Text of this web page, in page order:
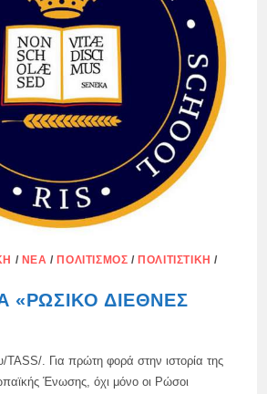
/ ΝΈΑ /ΠΟΛΙΤΙΣΜΌΣ /ΠΟΛΙΤΙΣΤΙΚΉ /
«ΡΩΣΙΚΌ ΔΙΕΘΝΈΣ
. Για πρώτη φορά στην ιστορία της
Ένωσης, όχι μόνο οι Ρώσοι